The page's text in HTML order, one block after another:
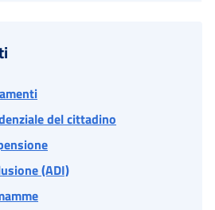
del cittadino
(ADI)